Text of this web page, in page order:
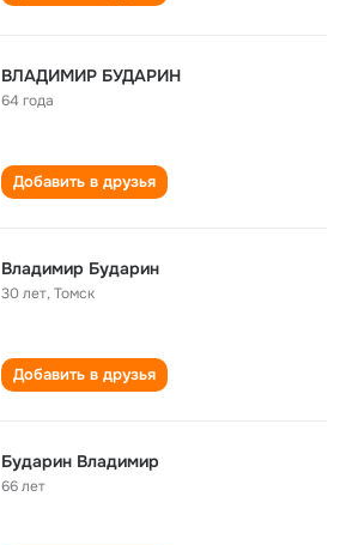
ВЛАДИМИР БУДАРИН
64 года
Добавить в друзья
Владимир Бударин
30 лет,Томск
Добавить в друзья
Бударин Владимир
66 лет